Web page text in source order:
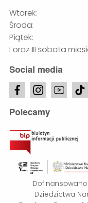
Wtorek:
Środa:
Piątek:
I oraz III sobota
Social media
Polecamy
Dziedzictwa